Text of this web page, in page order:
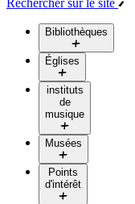
Rechercher sur le site
Bibliothèques
Églises
instituts
de
musique
Musées
Points
d'intérêt